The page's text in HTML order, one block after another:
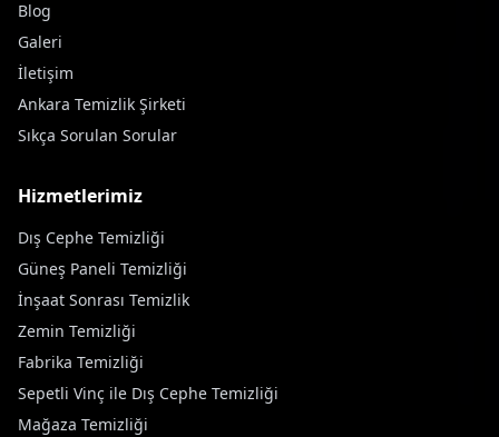
Blog
Galeri
İletişim
Ankara Temizlik Şirketi
Sıkça Sorulan Sorular
Hizmetlerimiz
Dış Cephe Temizliği
Güneş Paneli Temizliği
İnşaat Sonrası Temizlik
Zemin Temizliği
Fabrika Temizliği
Sepetli Vinç ile Dış Cephe Temizliği
Mağaza Temizliği